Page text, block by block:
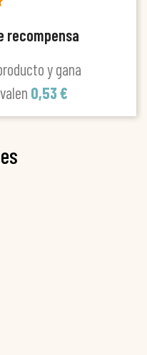
recompensa
y gana
0,53 €